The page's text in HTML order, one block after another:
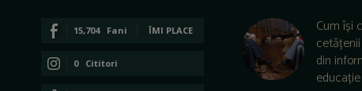
15,704 Fani ÎMI PLACE
0 Cititori
Cum își
din
educație